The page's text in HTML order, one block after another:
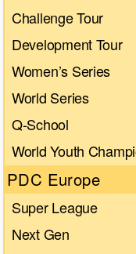
Challenge Tour
Development Tour
Women’s Series
World Series
Q-School
World Youth
PDC Europe
Super League
Next Gen